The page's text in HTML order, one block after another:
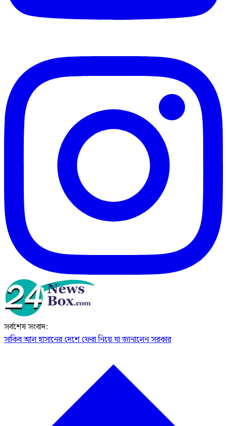
সর্বশেষ সংবাদ:
সাকিব আল হাসানের দেশে ফেরা নিয়ে যা জানালেন সরকার